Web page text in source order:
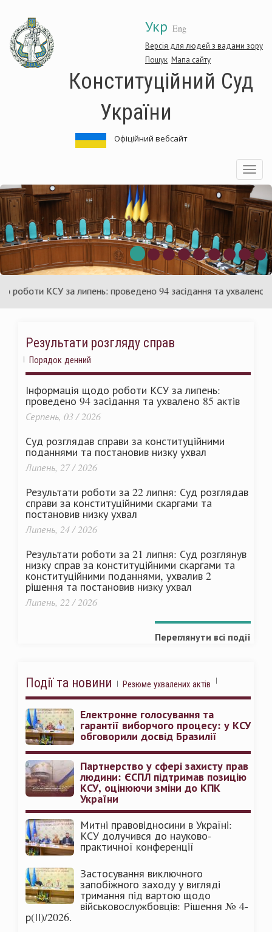
основного
матеріалу
Укр Eng
Версія для людей з вадами зору
Пошук Мапа сайту
Конституційний Суд
України
Офіційний вебсайт
Toggle
КСУ за липень: проведено 94 засідання та ухвалено 85
Результати розгляду справ
Порядок денний
Інформація щодо роботи КСУ за липень:
проведено 94 засідання та ухвалено 85 актів
Серпень, 03 / 2026
Суд розглядав справи за конституційними
поданнями та постановив низку ухвал
Липень, 27 / 2026
Результати роботи за 22 липня: Суд розглядав
справи за конституційними скаргами та
постановив низку ухвал
Липень, 24 / 2026
Результати роботи за 21 липня: Суд розглянув
низку справ за конституційними скаргами та
конституційними поданнями, ухвалив 2
рішення та постановив низку ухвал
Липень, 22 / 2026
Переглянути всі події
Події та новини Резюме ухвалених актів
Електронне голосування та
гарантії виборчого процесу: у КСУ
обговорили досвід Бразилії
Партнерство у сфері захисту прав
людини: ЄСПЛ підтримав позицію
КСУ, оцінюючи зміни до КПК
України
Митні правовідносини в Україні:
КСУ долучився до науково-
практичної конференції
Застосування виключного
запобіжного заходу у вигляді
тримання під вартою щодо
військовослужбовців: Рішення № 4-
р(ІІ)/2026.